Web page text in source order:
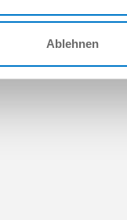
Ablehnen